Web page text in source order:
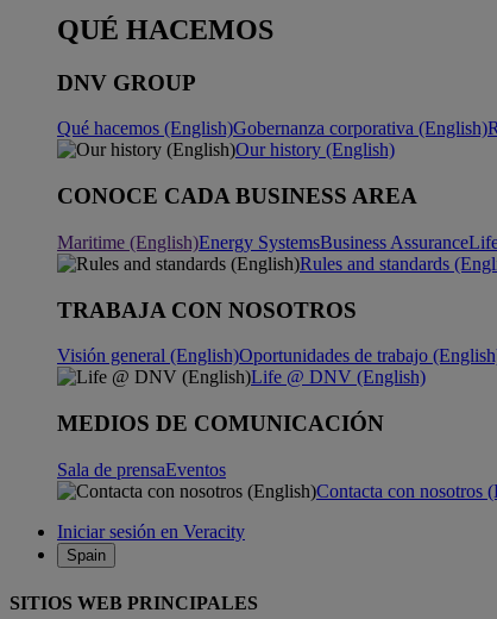
QUÉ HACEMOS
DNV GROUP
Qué hacemos (English)Gobernanza corporativa (English)
Our history (English)
CONOCE CADA BUSINESS AREA
Maritime (English)Energy SystemsBusiness Assurance
Rules and standards
TRABAJA CON NOSOTROS
Visión general (English)Oportunidades de trabajo
Life @ DNV (English)
MEDIOS DE COMUNICACIÓN
Sala de prensaEventos
Contacta con nosotros
Iniciar sesión en Veracity
Spain
SITIOS WEB PRINCIPALES